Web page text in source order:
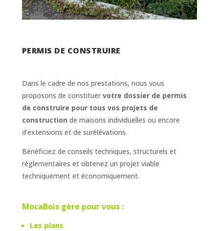
PERMIS DE CONSTRUIRE
Dans le cadre de nos prestations, nous vous
proposons de constituer votre dossier de permis
de construire pour tous vos projets de
construction de maisons individuelles ou encore
d’extensions et de surélévations.
Bénéficiez de conseils techniques, structurels et
réglementaires et obtenez un projet viable
techniquement et économiquement.
MocaBois gère pour vous :
Les plans